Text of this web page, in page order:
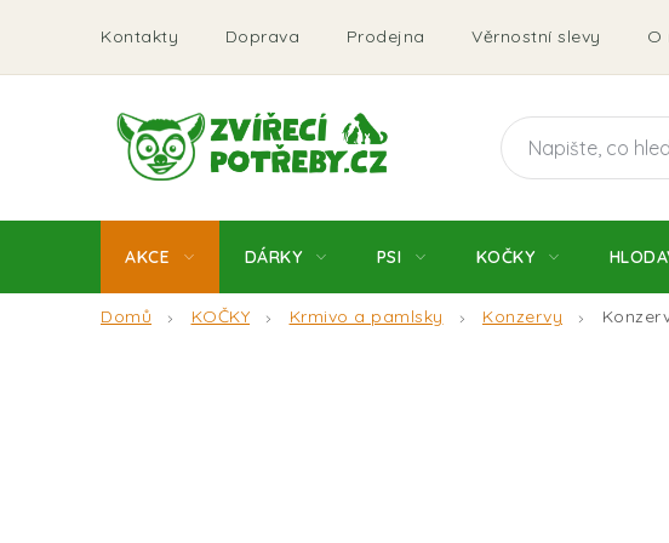
obsah
Kontakty Doprava Prodejna Věrnostní slevy O
AKCE DÁRKY PSI KOČKY
Domů KOČKY Krmivo a pamlsky Konzervy